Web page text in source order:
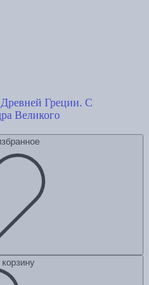
Греции. С
Великого